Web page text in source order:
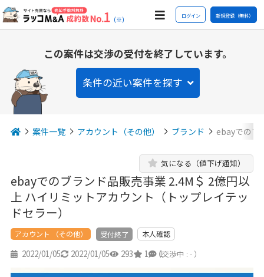
(※) ログイン 新規登録（無料）
この案件は交渉の受付を終了しています。
条件の近い案件を探す
案件一覧 アカウント（その他） ブランド ebayでのブ
ebayでのブランド品販売事業 2.4M＄ 2億円以
上 ハイリミットアカウント（トップレイテッ
ドセラー）
気になる（値下げ通知）
アカウント （その他） 受付終了 本人確認
2022/01/05 2022/01/05 293 1 1
（交渉中 : - ）